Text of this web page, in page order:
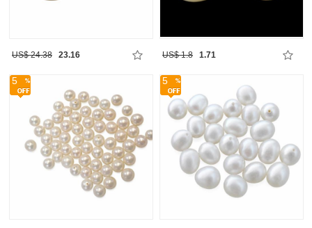
US$ 24.38 23.16 US$ 1.8 1.71
5 5